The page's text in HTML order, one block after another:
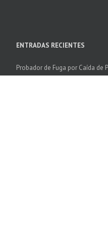
ENTRADAS RECIENTES
Probador de Fuga por Caída de